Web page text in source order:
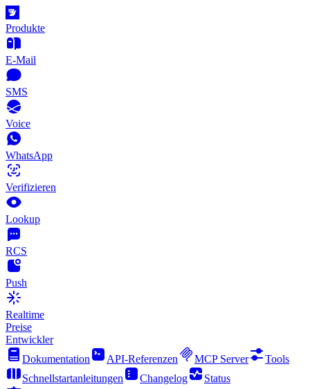
Produkte
E-Mail
SMS
Voice
WhatsApp
Verifizieren
Lookup
RCS
Push
Realtime
Preise
Entwickler
Dokumentation
API-Referenzen MCP Server
Tools
Schnellstartanleitungen
Changelog
Status